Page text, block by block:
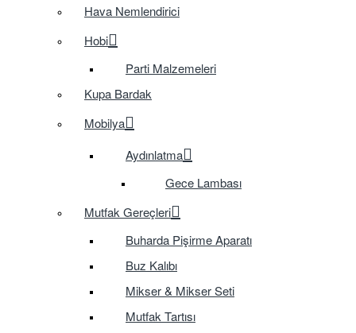
Hava Nemlendirici
Hobi
Parti Malzemeleri
Kupa Bardak
Mobilya
Aydınlatma
Gece Lambası
Mutfak Gereçleri
Buharda Pişirme Aparatı
Buz Kalıbı
Mikser & Mikser Seti
Mutfak Tartısı